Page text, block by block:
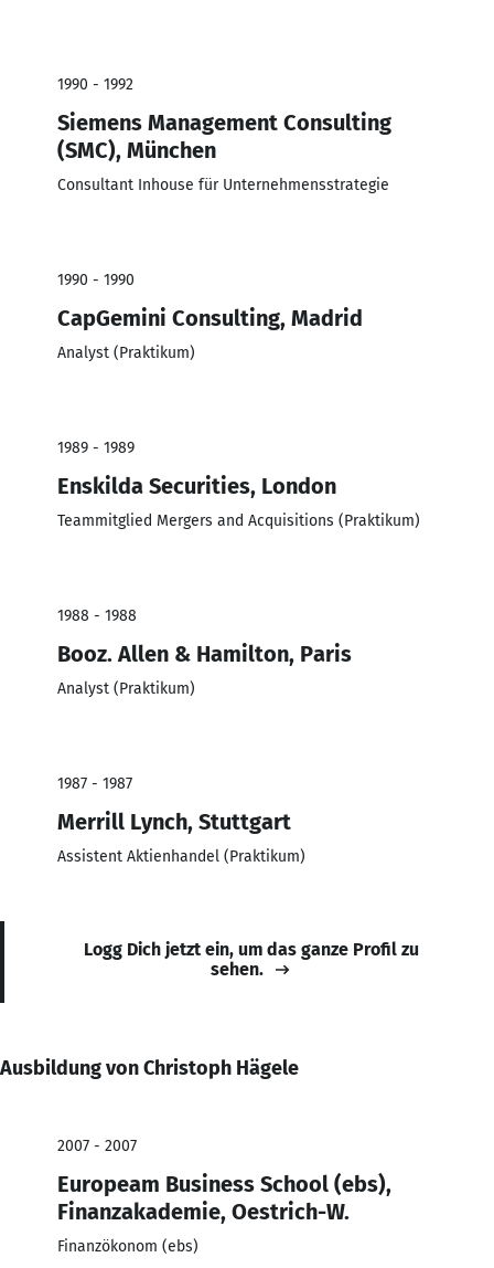
1990 - 1992
Siemens Management Consulting
(SMC), München
Consultant Inhouse für Unternehmensstrategie
1990 - 1990
CapGemini Consulting, Madrid
Analyst (Praktikum)
1989 - 1989
Enskilda Securities, London
Teammitglied Mergers and Acquisitions (Praktikum)
1988 - 1988
Booz. Allen & Hamilton, Paris
Analyst (Praktikum)
1987 - 1987
Merrill Lynch, Stuttgart
Assistent Aktienhandel (Praktikum)
Logg Dich jetzt ein, um das ganze Profil zu
sehen.
Ausbildung von Christoph Hägele
2007 - 2007
Europeam Business School (ebs),
Finanzakademie, Oestrich-W.
Finanzökonom (ebs)